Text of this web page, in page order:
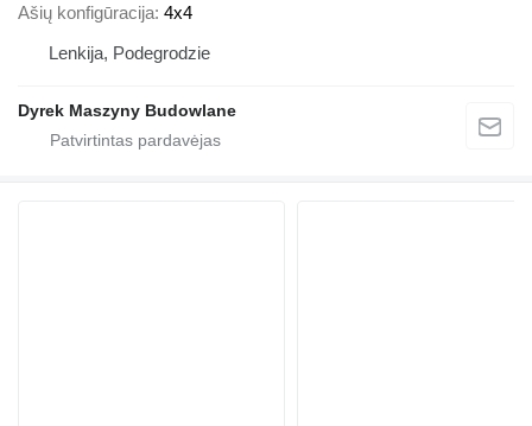
Ašių konfigūracija 4x4
Lenkija, Podegrodzie
Dyrek Maszyny Budowlane